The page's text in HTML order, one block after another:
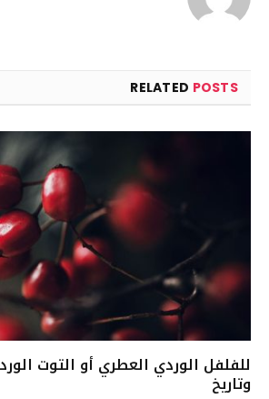
RELATED POSTS
للفلفل الوردي العطري أو التوت
وتاريخ